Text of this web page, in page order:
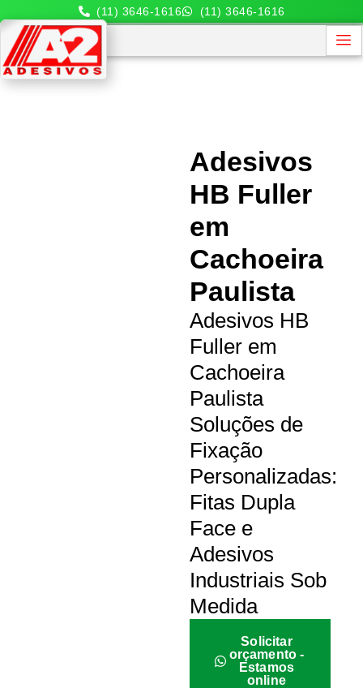
(11) 3646-1616 (11) 3646-1616
Adesivos
HB Fuller
em
Cachoeira
Paulista
Adesivos HB
Fuller em
Cachoeira
Paulista
Soluções de
Fixação
Personalizadas:
Fitas Dupla
Face e
Adesivos
Industriais Sob
Medida
Solicitar
orçamento -
Estamos
online